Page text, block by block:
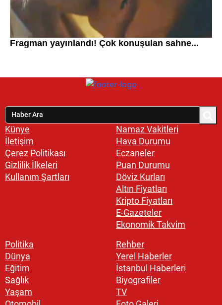
Künye
İletişim
Çerez Politikası
Gizlilik İlkeleri
Kullanım Şartları
Namaz Vakitleri
Hava Durumu
Eczaneler
Puan Durumu
Döviz Kurları
Altın Fiyatları
Kripto Fiyatları
E-Gazeteler
Ekonomik Takvim
Politika
Dünya
Eğitim
Sağlık
Yaşam
Rehber
Yerel Haberler
İstanbul Haberleri
Biyografiler
TV